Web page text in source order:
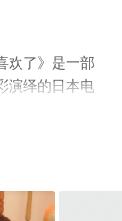
欢了》是一部
演绎的日本电
全就上星辰电